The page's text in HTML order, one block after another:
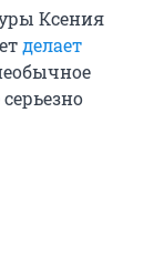
Ксения
делает